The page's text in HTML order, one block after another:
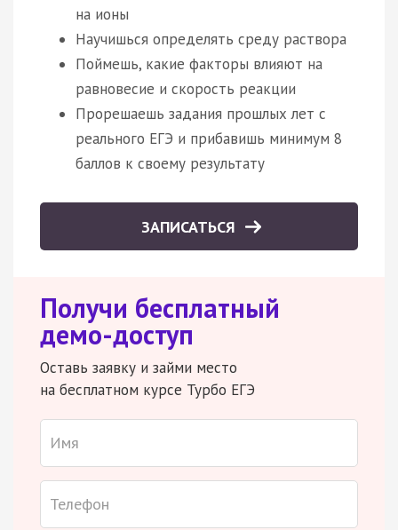
на ионы
Научишься определять среду раствора
Поймешь, какие факторы влияют на
равновесие и скорость реакции
Прорешаешь задания прошлых лет с
реального ЕГЭ и прибавишь минимум 8
баллов к своему результату
ЗАПИСАТЬСЯ
Получи бесплатный
демо-доступ
Оставь заявку и займи место
на бесплатном курсе Турбо ЕГЭ